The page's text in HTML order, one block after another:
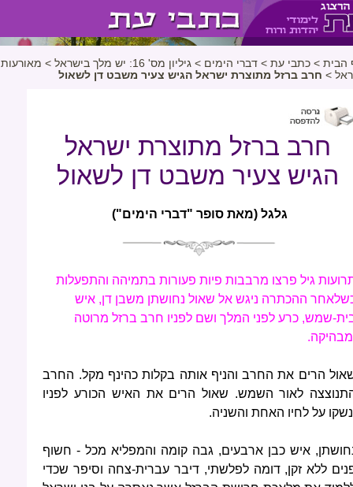
הבית > כתבי עת > דברי הימים > גיליון מס' 16: יש מלך בישראל > מאורעות
> חרב ברזל מתוצרת ישראל הגיש צעיר משבט דן לשאול
חרב ברזל מתוצרת ישראל
הגיש צעיר משבט דן לשאול
גלגל (מאת סופר "דברי הימים")
גיל פרצו מרבבות פיות פעורות בתמיהה והתפעלות
ההכתרה ניגש אל שאול נחושתן משבן דן, איש
שמש, כרע לפני המלך ושם לפניו חרב ברזל מרוטה
הרים את החרב והניף אותה בקלות כהינף מקל. החרב
לאור השמש. שאול הרים את האיש הכורע לפניו
על לחיו האחת והשניה.
איש כבן ארבעים, גבה קומה והמפליא מכל - חשוף
ללא זקן, דומה לפלשתי, דיבר עברית-צחה וסיפר שכדי